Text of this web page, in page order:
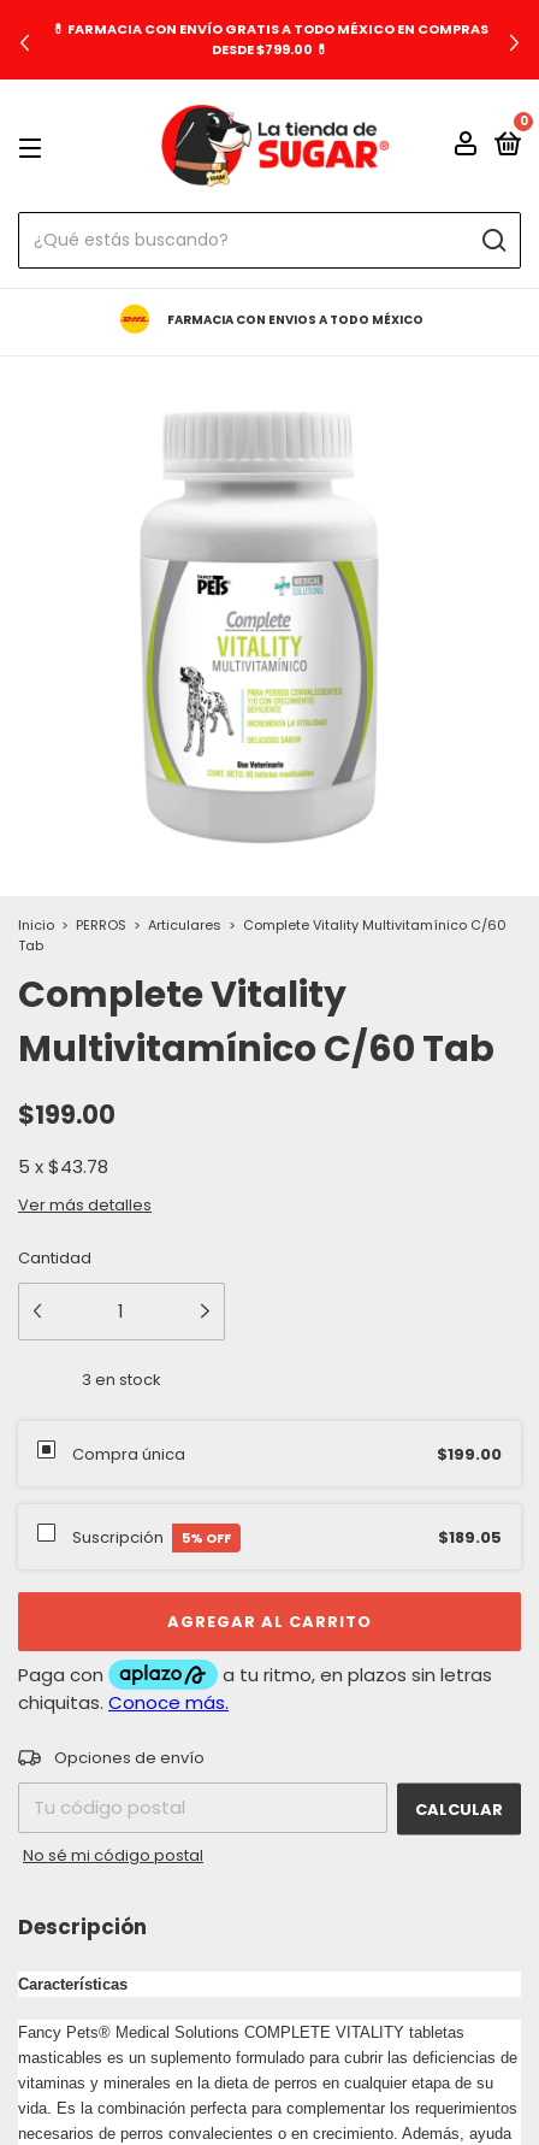
💊 FARMACIA CON ENVÍO GRATIS A TODO MÉXICO EN COMPRAS
DESDE $799.00 💊
0
FARMACIA CON ENVIOS A TODO MÉXICO
Inicio > PERROS > Articulares > Complete Vitality Multivitamínico C/60
Tab
Complete Vitality
Multivitamínico C/60 Tab
$199.00
5 x$43.78
Ver más detalles
Cantidad
3 en stock
Compra única $199.00
Suscripción 5% OFF $189.05
Entregas para el CP:
Opciones de envío
CALCULAR
No sé mi código postal
Descripción
Características
Fancy Pets® Medical Solutions COMPLETE VITALITY tabletas
masticables es un suplemento formulado para cubrir las deficiencias de
vitaminas y minerales en la dieta de perros en cualquier etapa de su
vida. Es la combinación perfecta para complementar los requerimientos
necesarios de perros convalecientes o en crecimiento. Además, ayuda